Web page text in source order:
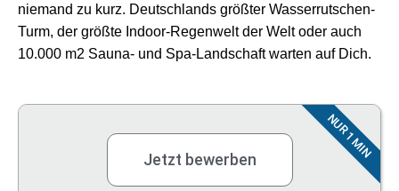
niemand zu kurz. Deutschlands größter Wasserrutschen-
Turm, der größte Indoor-Regenwelt der Welt oder auch
10.000 m2 Sauna- und Spa-Landschaft warten auf Dich.
Jetzt bewerben NUR 1 MIN